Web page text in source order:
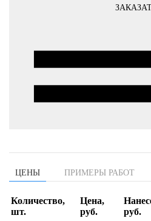
ЦЕНЫ ПРИМЕРЫ РАБОТ
Количество,
шт.
Цена,
руб.
руб.